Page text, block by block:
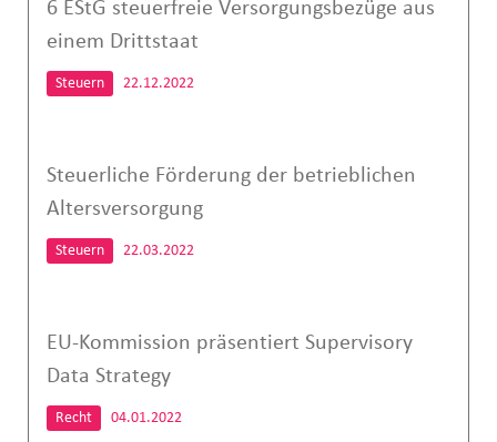
6 EStG steuerfreie Versorgungsbezüge aus
einem Drittstaat
Steuern 22.12.2022
Steuerliche Förderung der betrieblichen
Altersversorgung
Steuern 22.03.2022
EU-Kommission präsentiert Supervisory
Data Strategy
Recht 04.01.2022